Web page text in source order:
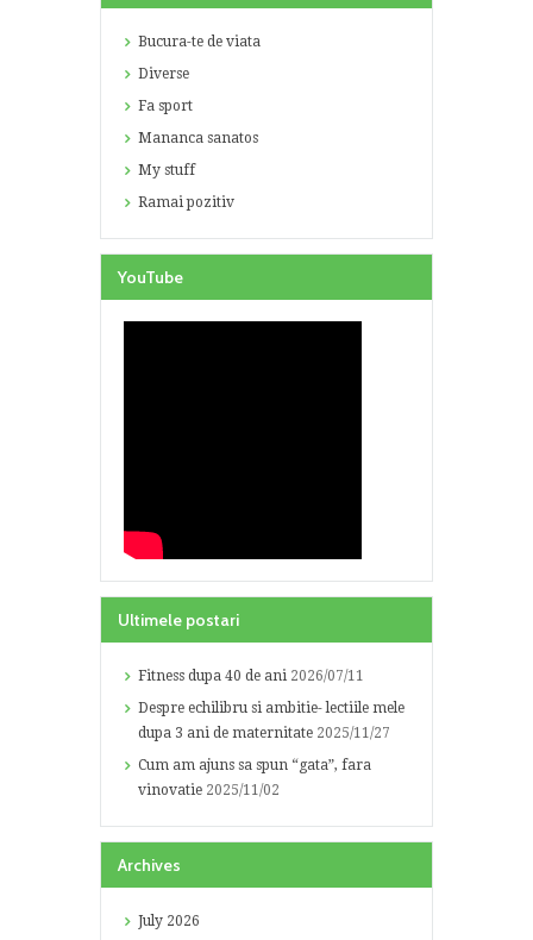
Bucura-te de viata
Diverse
Fa sport
Mananca sanatos
My stuff
Ramai pozitiv
YouTube
Ultimele postari
Fitness dupa 40 de ani 2026/07/11
Despre echilibru si ambitie- lectiile mele
dupa 3 ani de maternitate 2025/11/27
Cum am ajuns sa spun “gata”, fara
vinovatie 2025/11/02
Archives
July 2026